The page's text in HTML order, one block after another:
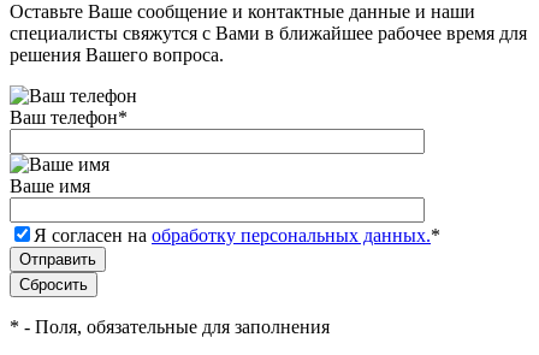
Оставьте Ваше сообщение и контактные данные и наши
специалисты свяжутся с Вами в ближайшее рабочее время для
решения Вашего вопроса.
Ваш телефон*
Ваше имя
Я согласен на обработку персональных данных.*
* - Поля, обязательные для заполнения